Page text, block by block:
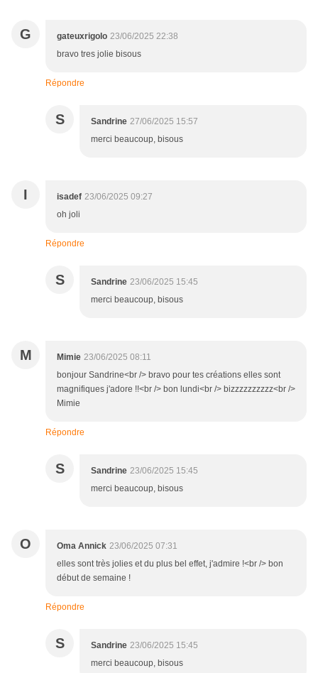
G gateuxrigolo 23/06/2025 22:38
bravo tres jolie bisous
Répondre
S Sandrine 27/06/2025 15:57
merci beaucoup, bisous
I isadef 23/06/2025 09:27
oh joli
Répondre
S Sandrine 23/06/2025 15:45
merci beaucoup, bisous
M Mimie 23/06/2025 08:11
bonjour Sandrine<br /> bravo pour tes créations elles sont
magnifiques j'adore !!<br /> bon lundi<br /> bizzzzzzzzzz<br />
Mimie
Répondre
S Sandrine 23/06/2025 15:45
merci beaucoup, bisous
O Oma Annick 23/06/2025 07:31
elles sont très jolies et du plus bel effet, j'admire !<br /> bon
début de semaine !
Répondre
S Sandrine 23/06/2025 15:45
merci beaucoup, bisous